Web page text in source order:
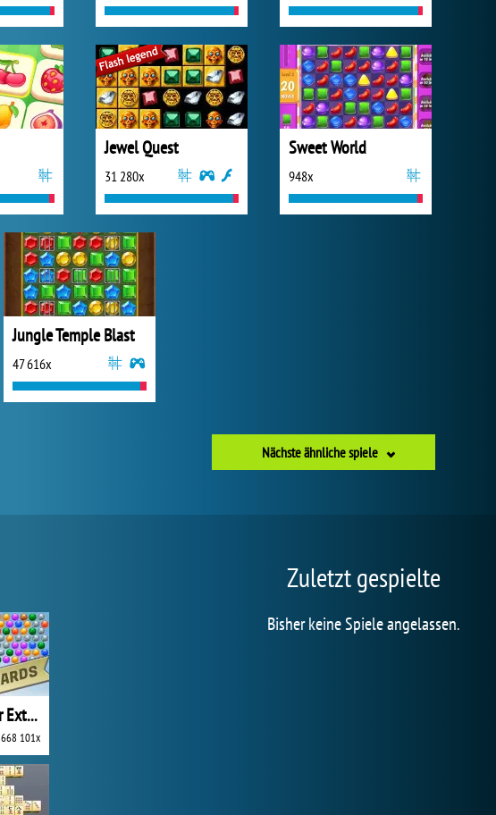
Jewel Quest
31 280x
Sweet World
948x
Jungle Temple Blast
47 616x
Nächste ähnliche spiele
Bubble Shooter Extreme
668 101x
Zuletzt gespielte
Bisher keine Spiele angelassen.